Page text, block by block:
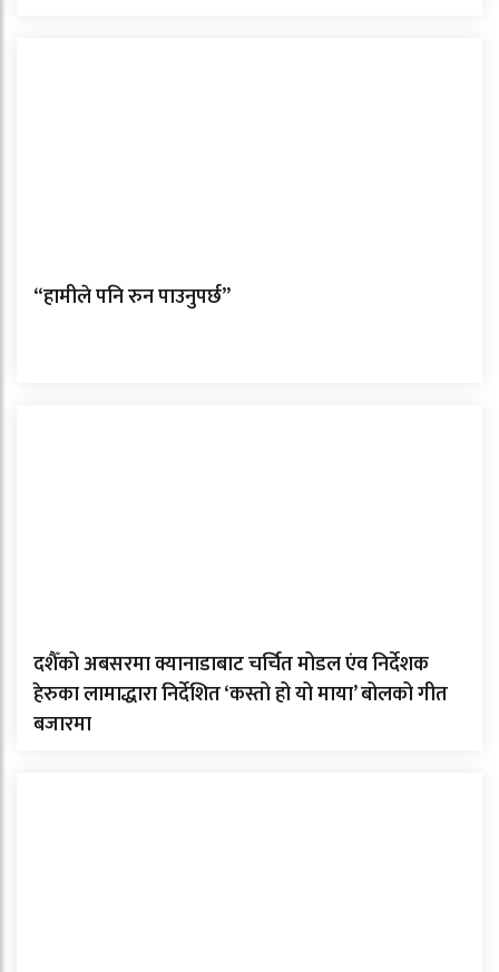
“हामीले पनि रुन पाउनुपर्छ”
दशैँको अबसरमा क्यानाडाबाट चर्चित मोडल एंव निर्देशक
हेरुका लामाद्धारा निर्देशित ‘कस्तो हो यो माया’ बोलको गीत
बजारमा